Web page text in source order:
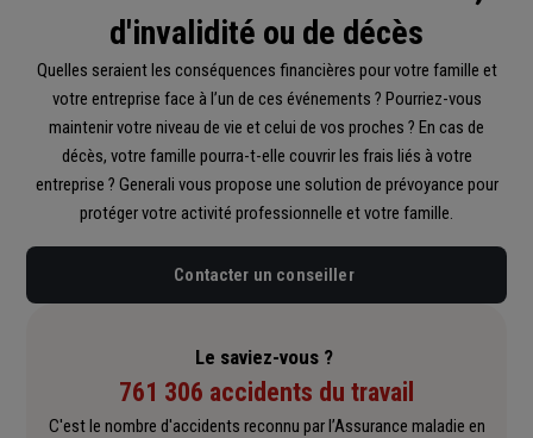
d'invalidité ou de décès
Quelles seraient les conséquences financières pour votre famille et
votre entreprise face à l’un de ces événements ? Pourriez-vous
maintenir votre niveau de vie et celui de vos proches ? En cas de
décès, votre famille pourra-t-elle couvrir les frais liés à votre
entreprise ? Generali vous propose une solution de prévoyance pour
protéger votre activité professionnelle et votre famille.
Contacter un conseiller
Le saviez-vous ?
761 306 accidents du travail
C'est le nombre d'accidents reconnu par l’Assurance maladie en